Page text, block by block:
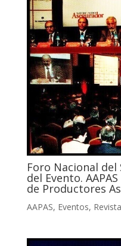
Foro Nacional del
del Evento.
de Productores
AAPAS, Eventos,